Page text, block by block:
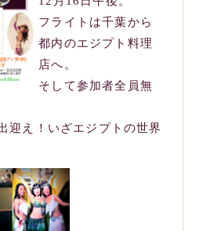
フライトは千葉から
都内のエジプト料理
店へ。
そして参加者全員無
迎え
！いざエジプトの世界